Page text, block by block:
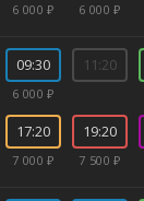
6 000 ₽ 6 000 ₽
09:30
6 000 ₽
11:20
17:20
7 000 ₽
19:20
7 500 ₽